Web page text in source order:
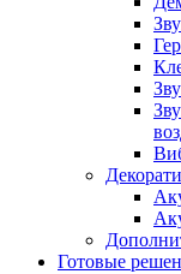
Готовые